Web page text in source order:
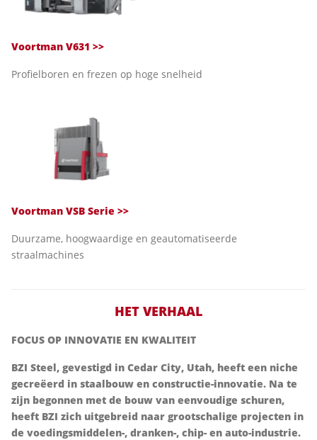
Voortman V631 >>
Profielboren en frezen op hoge snelheid
Voortman VSB Serie >>
Duurzame, hoogwaardige en geautomatiseerde
straalmachines
HET VERHAAL
FOCUS OP INNOVATIE EN KWALITEIT
BZI Steel, gevestigd in Cedar City, Utah, heeft een niche
gecreëerd in staalbouw en constructie-innovatie. Na te
zijn begonnen met de bouw van eenvoudige schuren,
heeft BZI zich uitgebreid naar grootschalige projecten in
de voedingsmiddelen-, dranken-, chip- en auto-industrie.